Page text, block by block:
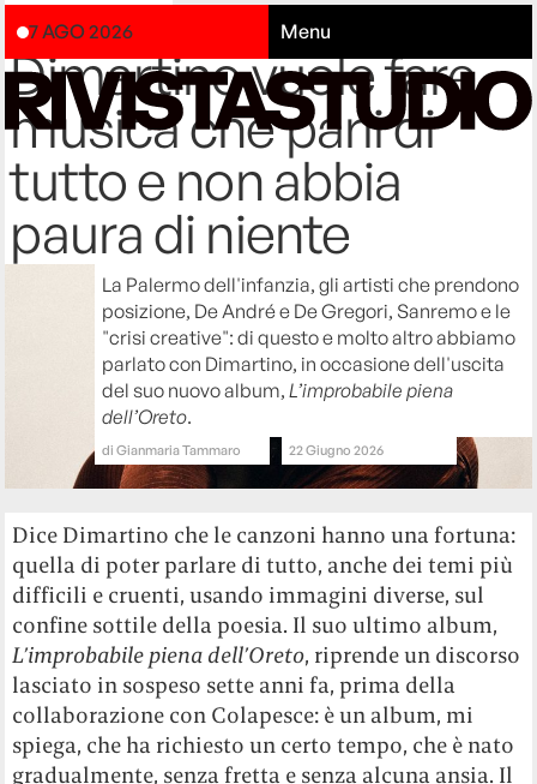
7 AGO 2026 Menu
Dimartino vuole fare
musica che parli di
tutto e non abbia
paura di niente
La Palermo dell'infanzia, gli artisti che prendono
posizione, De André e De Gregori, Sanremo e le
"crisi creative": di questo e molto altro abbiamo
parlato con Dimartino, in occasione dell'uscita
del suo nuovo album,L’improbabile piena
dell’Oreto.
diGianmaria Tammaro 22 Giugno 2026
Dice Dimartino che le canzoni hanno una fortuna:
quella di poter parlare di tutto, anche dei temi più
difficili e cruenti, usando immagini diverse, sul
confine sottile della poesia. Il suo ultimo album,
L’improbabile piena dell’Oreto, riprende un discorso
lasciato in sospeso sette anni fa, prima della
collaborazione con Colapesce: è un album, mi
spiega, che ha richiesto un certo tempo, che è nato
gradualmente, senza fretta e senza alcuna ansia. Il